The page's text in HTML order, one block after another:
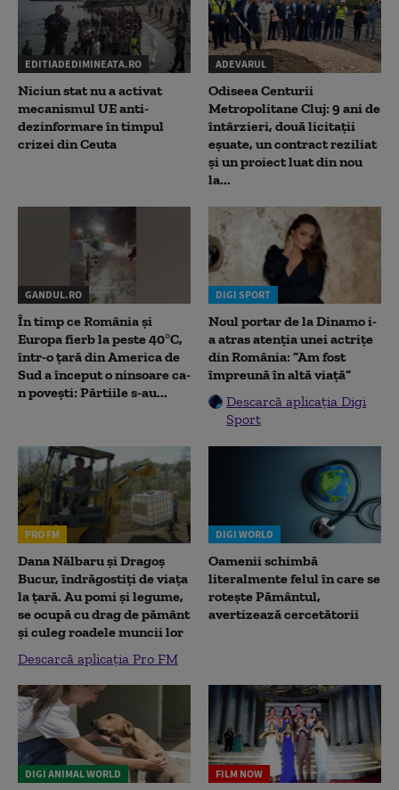
EDITIADEDIMINEATA.RO
Niciun stat nu a activat
mecanismul UE anti-
dezinformare în timpul
crizei din Ceuta
ADEVARUL
Odiseea Centurii
Metropolitane Cluj: 9 ani de
întârzieri, două licitații
eșuate, un contract reziliat
și un proiect luat din nou
la...
GANDUL.RO
În timp ce România și
Europa fierb la peste 40°C,
într-o țară din America de
Sud a început o ninsoare ca-
n povești: Pârtiile s-au...
DIGI SPORT
Noul portar de la Dinamo i-
a atras atenția unei actrițe
din România: ”Am fost
împreună în altă viață”
Descarcă aplicația Digi
Sport
PRO FM
Dana Nălbaru și Dragoș
Bucur, îndrăgostiți de viața
la țară. Au pomi și legume,
se ocupă cu drag de pământ
și culeg roadele muncii lor
Descarcă aplicația Pro FM
DIGI WORLD
Oamenii schimbă
literalmente felul în care se
rotește Pământul,
avertizează cercetătorii
DIGI ANIMAL WORLD FILM NOW